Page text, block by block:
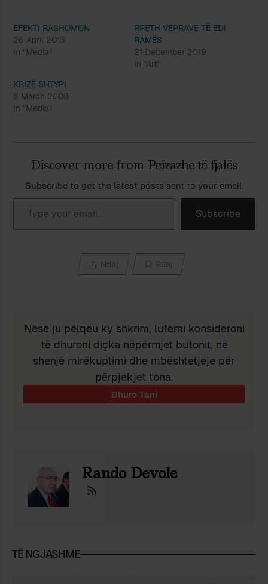
EFEKTI RASHOMON
26 April 2013
In "Media"
RRETH VEPRAVE TË EDI
RAMËS
21 December 2019
In "Art"
KRIZË SHTYPI
6 March 2008
In "Media"
Discover more from Peizazhe të fjalës
Subscribe to get the latest posts sent to your email.
Type your email…
Subscribe
Ndaj Ruaj
Nëse ju pëlqeu ky shkrim, lutemi konsideroni
të dhuroni diçka nëpërmjet butonit, në
shenjë mirëkuptimi dhe mbështetjeje për
përpjekjet tona.
Rando Devole
TË NGJASHME